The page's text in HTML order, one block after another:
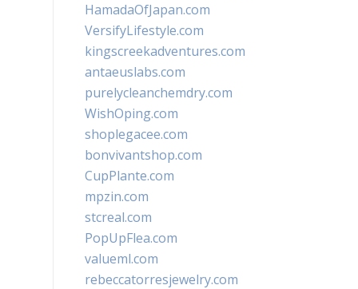
HamadaOfJapan.com
VersifyLifestyle.com
kingscreekadventures.com
antaeuslabs.com
purelycleanchemdry.com
WishOping.com
shoplegacee.com
bonvivantshop.com
CupPlante.com
mpzin.com
stcreal.com
PopUpFlea.com
valueml.com
rebeccatorresjewelry.com